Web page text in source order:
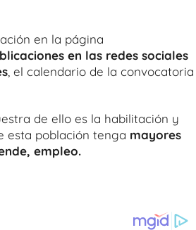
en la página
en las redes sociales
, el calendario de la convocatoria
de ello es la habilitación y
esta población tenga mayores
empleo.